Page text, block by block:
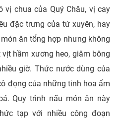
vị chua của Quý Châu, vị cay
đặc trưng của tứ xuyên, hay
ăn tổng hợp nhưng không
hầm xương heo, giăm bông
giờ. Thức nước dùng của
đọng của những tinh hoa ẩm
Quy trình nấu món ăn này
tạp với nhiều công đoạn